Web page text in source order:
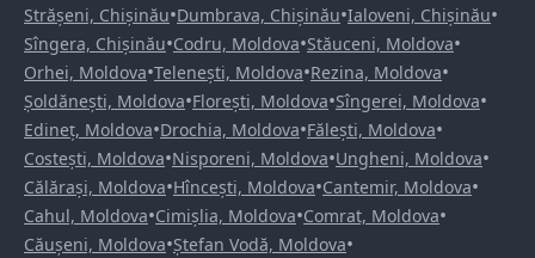
Strășeni, Chișinău•Dumbrava, Chișinău•Ialoveni, Chișinău•
Sîngera, Chișinău•Codru, Moldova•Stăuceni, Moldova•
Orhei, Moldova•Telenești, Moldova•Rezina, Moldova•
Șoldănești, Moldova•Florești, Moldova•Sîngerei, Moldova•
Edineț, Moldova•Drochia, Moldova•Fălești, Moldova•
Costești, Moldova•Nisporeni, Moldova•Ungheni, Moldova•
Călărași, Moldova•Hîncești, Moldova•Cantemir, Moldova•
Cahul, Moldova•Cimișlia, Moldova•Comrat, Moldova•
Căușeni, Moldova•Ștefan Vodă, Moldova•